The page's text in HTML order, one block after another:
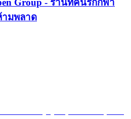
Group - ร้านที่คนรักกีฬา
ามพลาด